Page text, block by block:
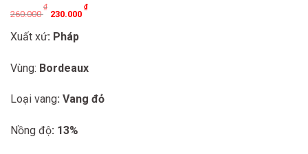
260.000
₫
Original
price
was:
260.000 ₫.
230.000
₫
Current
price
is:
230.000 ₫.
Xuất xứ: Pháp
Vùng: Bordeaux
Loại vang: Vang đỏ
Nồng độ: 13%